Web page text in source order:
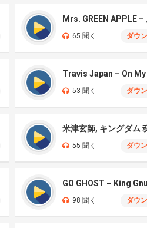
Mrs. GREEN APPLE –
65 聞く ダウ
Travis Japan – On My
53 聞く ダウ
55 聞く ダウ
GO GHOST – King Gnu
98 聞く ダウ